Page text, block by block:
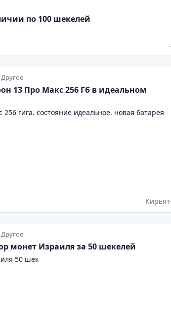
по 100 шекелей
Другое
13 Про Макс 256 Гб в идеальном
гига. состояние идеальное. новая батарея
Другое
монет Израиля за 50 шекелей
50 шек